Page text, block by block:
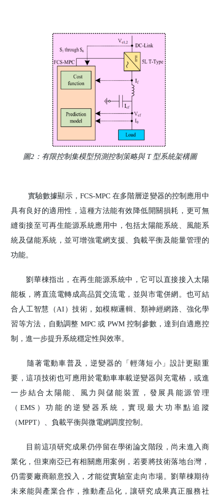
圖2：有限控制集模型預測控制策略與 T 型系統架構圖
實驗數據顯示，FCS-MPC 在多階層逆變器的控制應用中
具有良好的適用性，這種方法能有效降低開關損耗，更可無
縫銜接至可再生能源系統應用中，包括太陽能系統、風能系
統及儲能系統，並可增強電網支援、負載平衡及能量管理的
功能。
劉華棟指出，在再生能源系統中，它可以直接接入太陽
能板，將直流電轉成高品質交流電，並與市電併網。也可結
合人工智慧（AI）技術，如模糊邏輯、類神經網路、強化學
習等方法，自動調整 MPC 或 PWM 控制參數，達到自適應控
制，進一步提升系統穩定性與效率。
隨著電動車普及，逆變器的「輕薄短小」設計更顯重
要，這項技術也可應用於電動車車載逆變器與充電樁，或進
一步結合太陽能、風力與儲能裝置，發展具能源管理
（EMS）功能的逆變器系統，實現最大功率點追蹤
（MPPT）、負載平衡與微電網調度控制。
目前這項研究成果仍停留在學術論文階段，尚未進入商
業化，但東南亞已有相關應用案例，若要將技術落地台灣，
仍需要廠商願意投入，才能從實驗室走向市場。劉華棟期待
未來能與產業合作，推動產品化，讓研究成果真正服務社